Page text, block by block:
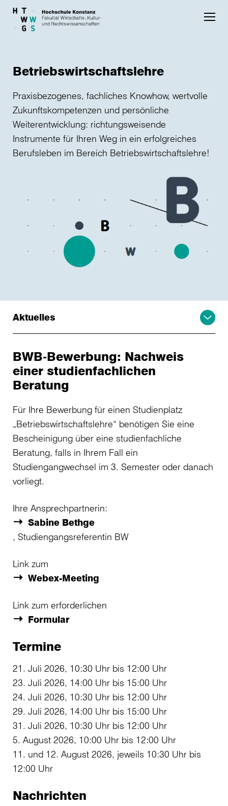
Skip to main content
Betriebswirtschaftslehre
Praxisbezogenes, fachliches Knowhow, wertvolle
Zukunftskompetenzen und persönliche
Weiterentwicklung: richtungsweisende
Instrumente für Ihren Weg in ein erfolgreiches
Berufsleben im Bereich Betriebswirtschaftslehre!
Aktuelles
BWB-Bewerbung: Nachweis
einer studienfachlichen
Beratung
Für Ihre Bewerbung für einen Studienplatz
„Betriebswirtschaftslehre“ benötigen Sie eine
Bescheinigung über eine studienfachliche
Beratung, falls in Ihrem Fall ein
Studiengangwechsel im 3. Semester oder danach
vorliegt.
Ihre Ansprechpartnerin:
Sabine Bethge
, Studiengangsreferentin BW
Link zum
Webex-Meeting
Link zum erforderlichen
Formular
Termine
21. Juli 2026, 10:30 Uhr bis 12:00 Uhr
23. Juli 2026, 14:00 Uhr bis 15:00 Uhr
24. Juli 2026, 10:30 Uhr bis 12:00 Uhr
29. Juli 2026, 14:00 Uhr bis 15:00 Uhr
31. Juli 2026, 10:30 Uhr bis 12:00 Uhr
5. August 2026, 10:00 Uhr bis 12:00 Uhr
11. und 12. August 2026, jeweils 10:30 Uhr bis
12:00 Uhr
Nachrichten